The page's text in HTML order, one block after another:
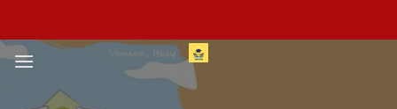
content